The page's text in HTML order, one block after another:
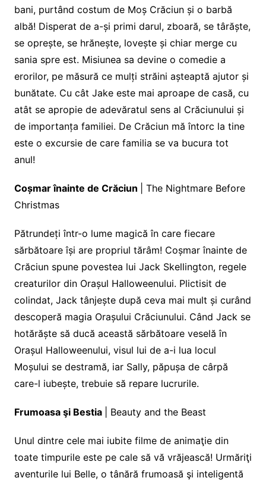
bani, purtând costum de Moș Crăciun și o barbă
albă! Disperat de a-și primi darul, zboară, se târăște,
se oprește, se hrănește, lovește și chiar merge cu
sania spre est. Misiunea sa devine o comedie a
erorilor, pe măsură ce mulți străini așteaptă ajutor și
bunătate. Cu cât Jake este mai aproape de casă, cu
atât se apropie de adevăratul sens al Crăciunului și
de importanța familiei. De Crăciun mă întorc la tine
este o excursie de care familia se va bucura tot
anul!
Coșmar înainte de Crăciun
| The Nightmare Before
Christmas
Pătrundeți într-o lume magică în care fiecare
sărbătoare își are propriul tărâm! Coșmar înainte de
Crăciun spune povestea lui Jack Skellington, regele
creaturilor din Orașul Halloweenului. Plictisit de
colindat, Jack tânjește după ceva mai mult și curând
descoperă magia Orașului Crăciunului. Când Jack se
hotărăște să ducă această sărbătoare veselă în
Orașul Halloweenului, visul lui de a-i lua locul
Moșului se destramă, iar Sally, păpușa de cârpă
care-l iubește, trebuie să repare lucrurile.
Frumoasa şi Bestia | Beauty and the Beast
Unul dintre cele mai iubite filme de animaţie din
toate timpurile este pe cale să vă vrăjească! Urmăriţi
aventurile lui Belle, o tânără frumoasă şi inteligentă